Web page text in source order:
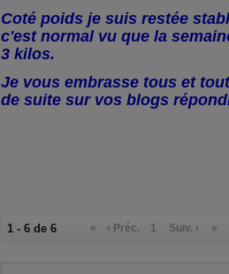
Coté poids je suis restée
c'est normal vu que la
3 kilos.
Je vous embrasse tous et
de suite sur vos blogs
1 - 6 de 6 « ‹ Préc. 1 Suiv. › »